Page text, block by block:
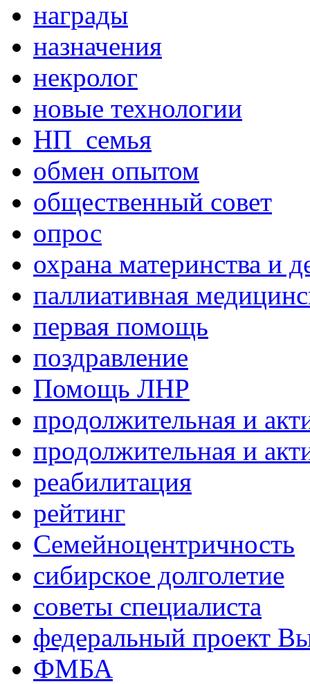
награды
назначения
некролог
новые технологии
НП_семья
обмен опытом
общественный совет
опрос
охрана материнства и
паллиативная
первая помощь
поздравление
Помощь ЛНР
продолжительная и
продолжительная и
реабилитация
рейтинг
Семейноцентричность
сибирское долголетие
советы специалиста
федеральный проект
ФМБА